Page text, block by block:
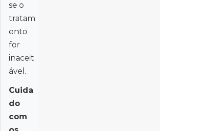
se o
tratam
ento
for
inaceit
ável.
Cuida
do
com